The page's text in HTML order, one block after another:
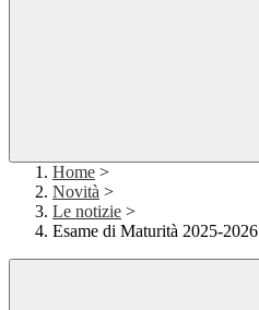
Home >
Novità >
Le notizie >
Esame di Maturità 2025-2026